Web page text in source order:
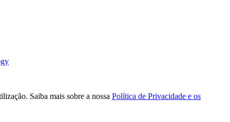
Saiba mais sobre a nossa Política de Privacidade e os